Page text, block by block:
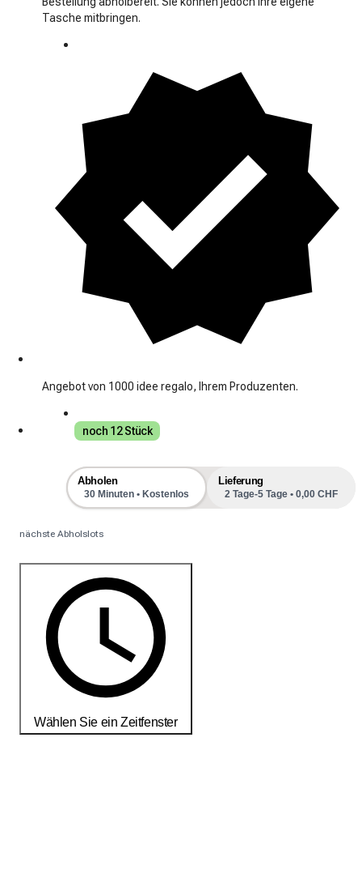
Tasche mitbringen.
Angebot von 1000 idee regalo, Ihrem Produzenten.
noch 12 Stück
Abholen
30 Minuten • Kostenlos
Lieferung
2 Tage-5 Tage • 0,00 CHF
nächste Abholslots
Wählen Sie ein Zeitfenster